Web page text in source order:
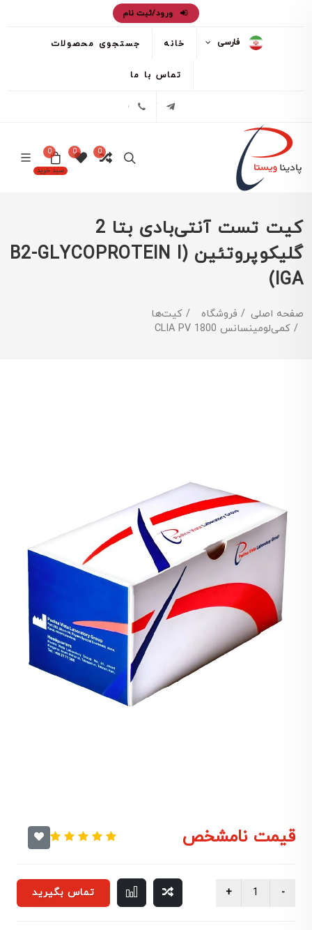
ورود/ثبت نام
فارسی خانه جستجوی محصولات
تماس با ما
تلگرام
0
0
سبد خرید
0
کیت تست آنتی‌بادی بتا 2
گلیکوپروتئین (B2-GLYCOPROTEIN I
IGA)
صفحه اصلی فروشگاه
کیت‌ها
کمی‌لومینسانس CLIA PV 1800
قیمت نامشخص
تماس بگیرید